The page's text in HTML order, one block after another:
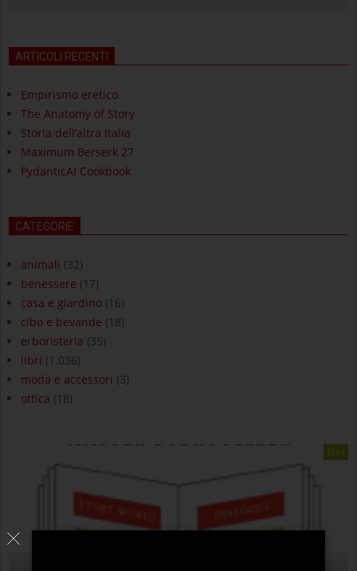
ARTICOLI RECENTI
Empirismo eretico
The Anatomy of Story
Storia dell’altra Italia
Maximum Berserk 27
PydanticAI Cookbook
CATEGORIE
animali (32)
benessere (17)
casa e giardino (16)
cibo e bevande (18)
erboristeria (35)
libri (1.036)
moda e accessori (3)
ottica (18)
libri